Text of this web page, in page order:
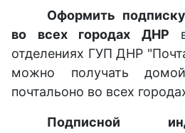
Оформить
во всех городах ДНР
отделениях ГУП ДНР
можно получать
почтальоно во всех
Подписной